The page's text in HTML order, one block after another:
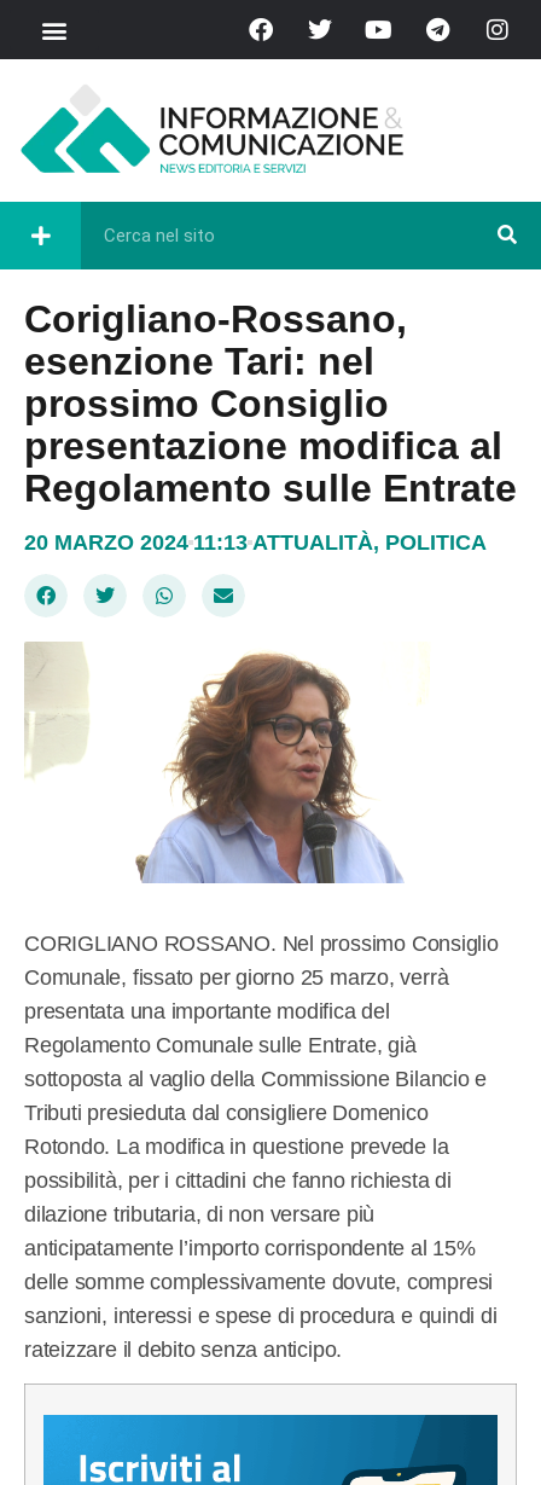
Corigliano-Rossano,
esenzione Tari: nel
prossimo Consiglio
presentazione modifica al
Regolamento sulle Entrate
20 MARZO 2024 11:13 ATTUALITÀ, POLITICA
CORIGLIANO ROSSANO. Nel prossimo Consiglio
Comunale, fissato per giorno 25 marzo, verrà
presentata una importante modifica del
Regolamento Comunale sulle Entrate, già
sottoposta al vaglio della Commissione Bilancio e
Tributi presieduta dal consigliere Domenico
Rotondo. La modifica in questione prevede la
possibilità, per i cittadini che fanno richiesta di
dilazione tributaria, di non versare più
anticipatamente l’importo corrispondente al 15%
delle somme complessivamente dovute, compresi
sanzioni, interessi e spese di procedura e quindi di
rateizzare il debito senza anticipo.